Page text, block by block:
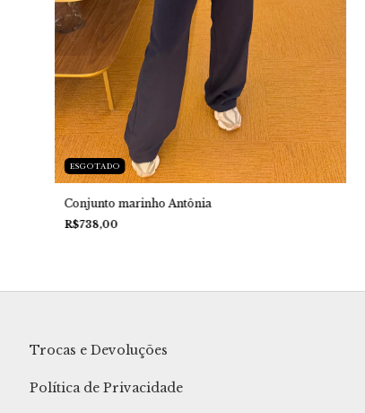
ESGOTADO
Conjunto marinho Antônia
R$738,00
Trocas e Devoluções
Política de Privacidade